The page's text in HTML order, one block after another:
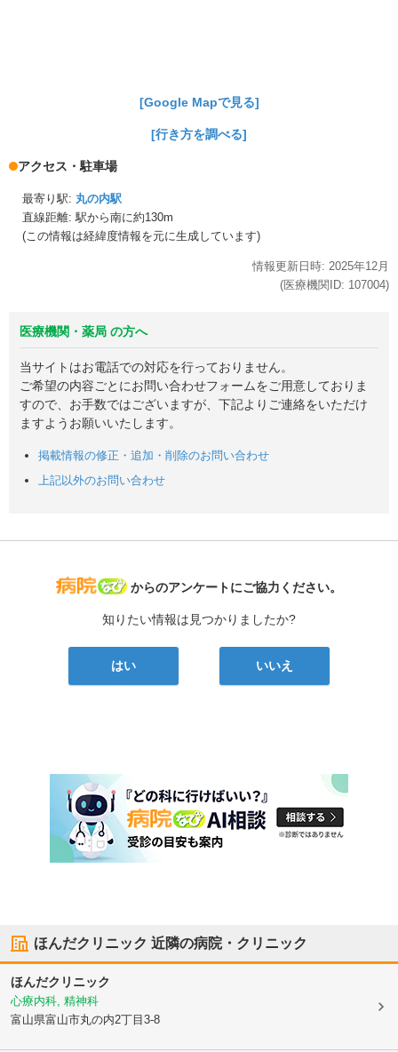
[Google Mapで見る]
[行き方を調べる]
アクセス・駐車場
最寄り駅: 丸の内駅
直線距離: 駅から南に約130m
(この情報は経緯度情報を元に生成しています)
情報更新日時: 2025年12月
(医療機関ID: 107004)
医療機関・薬局 の方へ
当サイトはお電話での対応を行っておりません。
ご希望の内容ごとにお問い合わせフォームをご用意しておりま
すので、お手数ではございますが、下記よりご連絡をいただけ
ますようお願いいたします。
掲載情報の修正・追加・削除のお問い合わせ
上記以外のお問い合わせ
病院なび
からのアンケートにご協力ください。
知りたい情報は見つかりましたか?
はい いいえ
ほんだクリニック 近隣の病院・クリニック
ほんだクリニック
心療内科, 精神科
富山県富山市丸の内2丁目3-8